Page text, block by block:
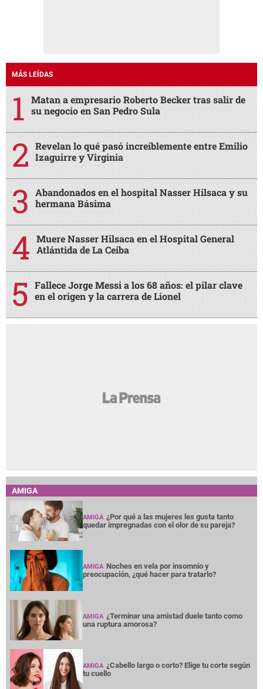
MÁS LEÍDAS
Matan a empresario Roberto Becker tras salir de
su negocio en San Pedro Sula
Revelan lo qué pasó increíblemente entre Emilio
Izaguirre y Virginia
Abandonados en el hospital Nasser Hilsaca y su
hermana Básima
Muere Nasser Hilsaca en el Hospital General
Atlántida de La Ceiba
Fallece Jorge Messi a los 68 años: el pilar clave
en el origen y la carrera de Lionel
AMIGA
AMIGA ¿Por qué a las mujeres les gusta tanto
quedar impregnadas con el olor de su pareja?
AMIGA Noches en vela por insomnio y
preocupación, ¿qué hacer para tratarlo?
AMIGA ¿Terminar una amistad duele tanto como
una ruptura amorosa?
AMIGA ¿Cabello largo o corto? Elige tu corte según
tu cuello